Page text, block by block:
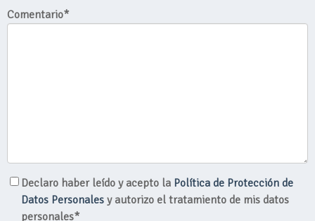
Comentario*
Declaro haber leído y acepto la Política de Protección de
Datos Personales y autorizo el tratamiento de mis datos
personales*